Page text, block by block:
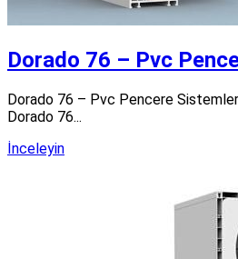
Dorado 76 – Pvc
Dorado 76 – Pvc Pencere
Dorado 76...
İnceleyin